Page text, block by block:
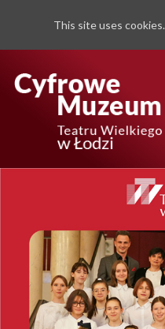
This site uses cookies.